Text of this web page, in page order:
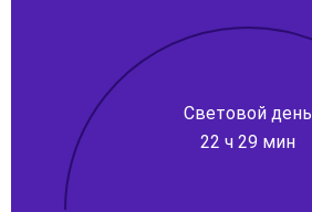
Световой день
22 ч 29 мин